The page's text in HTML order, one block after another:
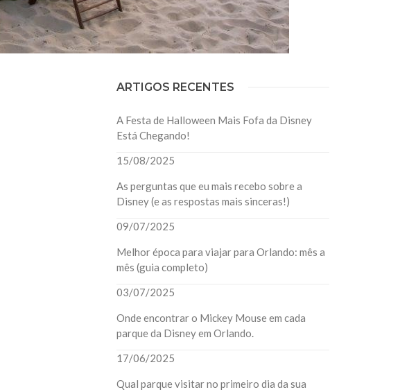
ARTIGOS RECENTES
A Festa de Halloween Mais Fofa da Disney
Está Chegando!
15/08/2025
As perguntas que eu mais recebo sobre a
Disney (e as respostas mais sinceras!)
09/07/2025
Melhor época para viajar para Orlando: mês a
mês (guia completo)
03/07/2025
Onde encontrar o Mickey Mouse em cada
parque da Disney em Orlando.
17/06/2025
Qual parque visitar no primeiro dia da sua